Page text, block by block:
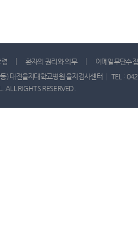
환자의 권리와 의무
이메일무단수
) 대전을지대학교병원 을지검사센터 │ TEL :
ALL RIGHTS RESERVED.